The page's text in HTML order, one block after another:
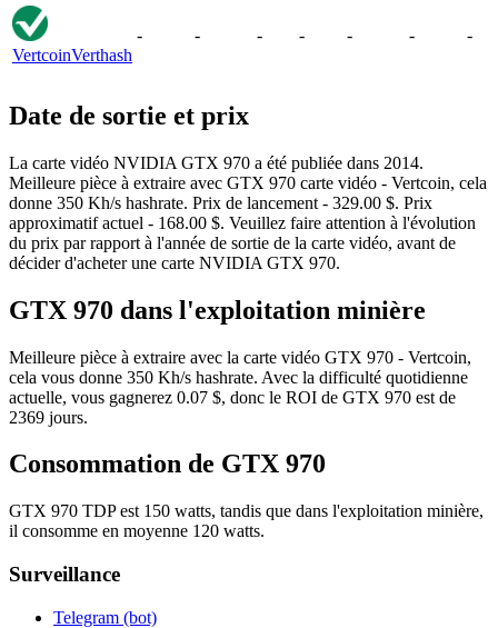
VertcoinVerthash
- - - - - - -
Date de sortie et prix
La carte vidéo NVIDIA GTX 970 a été publiée dans 2014.
Meilleure pièce à extraire avec GTX 970 carte vidéo - Vertcoin, cela
donne 350 Kh/s hashrate. Prix de lancement - 329.00 $. Prix
approximatif actuel - 168.00 $. Veuillez faire attention à l'évolution
du prix par rapport à l'année de sortie de la carte vidéo, avant de
décider d'acheter une carte NVIDIA GTX 970.
GTX 970 dans l'exploitation minière
Meilleure pièce à extraire avec la carte vidéo GTX 970 - Vertcoin,
cela vous donne 350 Kh/s hashrate. Avec la difficulté quotidienne
actuelle, vous gagnerez 0.07 $, donc le ROI de GTX 970 est de
2369 jours.
Consommation de GTX 970
GTX 970 TDP est 150 watts, tandis que dans l'exploitation minière,
il consomme en moyenne 120 watts.
Surveillance
Telegram (bot)